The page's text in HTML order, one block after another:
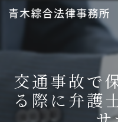
交通事故で
る際に弁護